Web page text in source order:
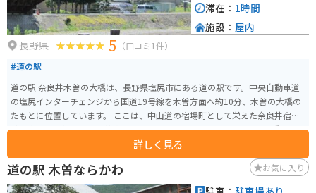
長野県 5 （口コミ1件）
#道の駅
道の駅 奈良井木曽の大橋は、長野県塩尻市にある道の駅です。中央自動車道
の塩尻インターチェンジから国道19号線を木曽方面へ約10分、木曽の大橋の
たもとに位置しています。 ここは、中山道の宿場町として栄えた奈良井宿と
贄川宿の間に位置し、木曽路のほぼ中心にあります。周辺には、国の重要文
化財に指定されている木曽の大橋や、江戸時代の宿場町の面影を残す奈良井
宿など、歴史を感じさせる観光スポットが多くあります。 道の駅には、地元
の特産品を販売する直売所やレストラン、観光案内所などがあり、ドライブ
の休憩スポットとして最適です。また、木曽の大橋を一望できる展望台もあ
詳しく見る
滞在： 1時間
施設： 屋内
道の駅 木曽ならかわ お気に入り